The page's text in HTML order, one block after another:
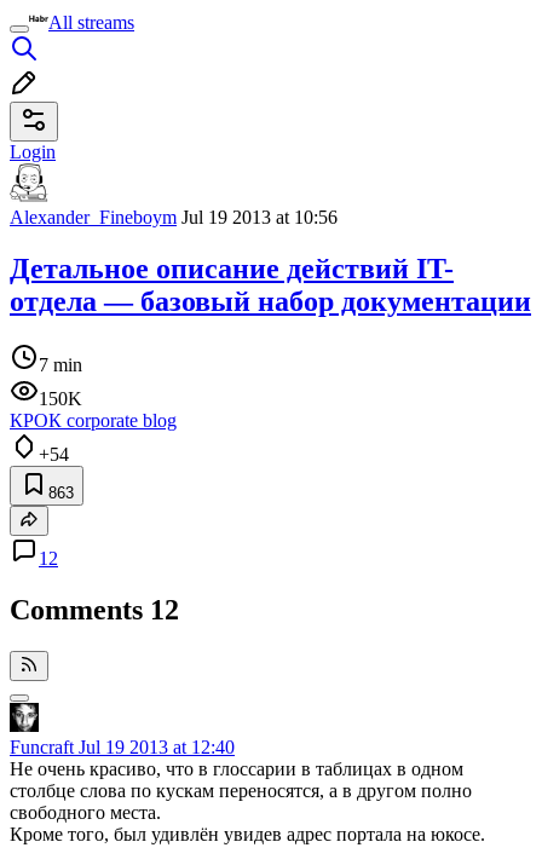
All streams
Login
Alexander_Fineboym Jul 19 2013 at 10:56
Детальное описание действий IT-
отдела — базовый набор документации
7 min
150K
КРОК corporate blog
+54
863
12
Comments 12
Funcraft Jul 19 2013 at 12:40
Не очень красиво, что в глоссарии в таблицах в одном
столбце слова по кускам переносятся, а в другом полно
свободного места.
Кроме того, был удивлён увидев адрес портала на юкосе.